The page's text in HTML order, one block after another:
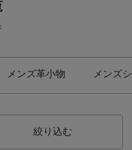
メンズ革小物 メンズ
絞り込む